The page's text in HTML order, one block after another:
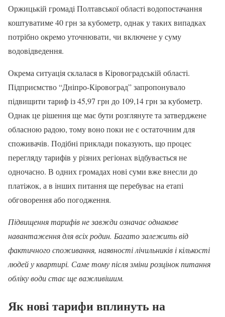
Оржицькій громаді Полтавської області водопостачання
коштуватиме 40 грн за кубометр, однак у таких випадках
потрібно окремо уточнювати, чи включене у суму
водовідведення.
Окрема ситуація склалася в Кіровоградській області.
Підприємство “Дніпро-Кіровоград” запропонувало
підвищити тариф із 45,97 грн до 109,14 грн за кубометр.
Однак це рішення ще має бути розглянуте та затверджене
обласною радою, тому воно поки не є остаточним для
споживачів. Подібні приклади показують, що процес
перегляду тарифів у різних регіонах відбувається не
одночасно. В одних громадах нові суми вже внесли до
платіжок, а в інших питання ще перебуває на етапі
обговорення або погодження.
Підвищення тарифів не завжди означає однакове
навантаження для всіх родин. Багато залежить від
фактичного споживання, наявності лічильників і кількості
людей у квартирі. Саме тому після зміни розцінок питання
обліку води стає ще важливішим.
Як нові тарифи вплинуть на